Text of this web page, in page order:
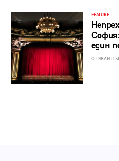
FEATURE
един
ОТ ИВАН